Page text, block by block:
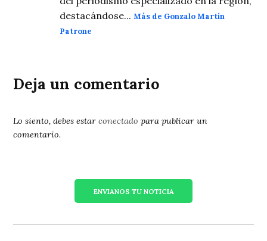
destacándose...Más de Gonzalo Martín
Patrone
Deja un comentario
Lo siento, debes estarconectado para publicar un
comentario.
ENVIANOS TU NOTICIA